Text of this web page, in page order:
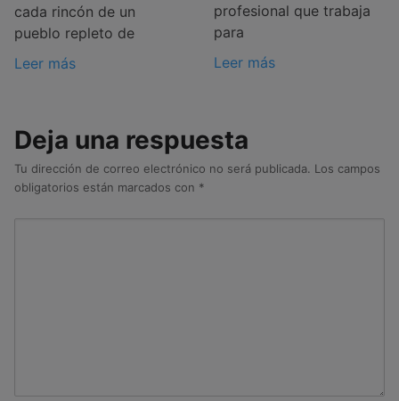
cada rincón de un
pueblo repleto de
Leer más
profesional que trabaja
para
Leer más
Deja una respuesta
Tu dirección de correo electrónico no será publicada. Los campos
obligatorios están marcados con *